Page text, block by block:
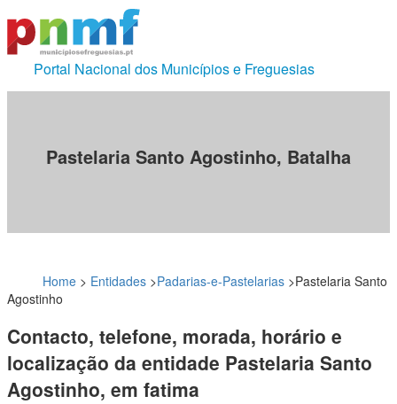
Portal Nacional dos Municípios e Freguesias
Pastelaria Santo Agostinho, Batalha
Home > Entidades >Padarias-e-Pastelarias >Pastelaria Santo
Agostinho
Contacto, telefone, morada, horário e
localização da entidade Pastelaria Santo
Agostinho, em fatima